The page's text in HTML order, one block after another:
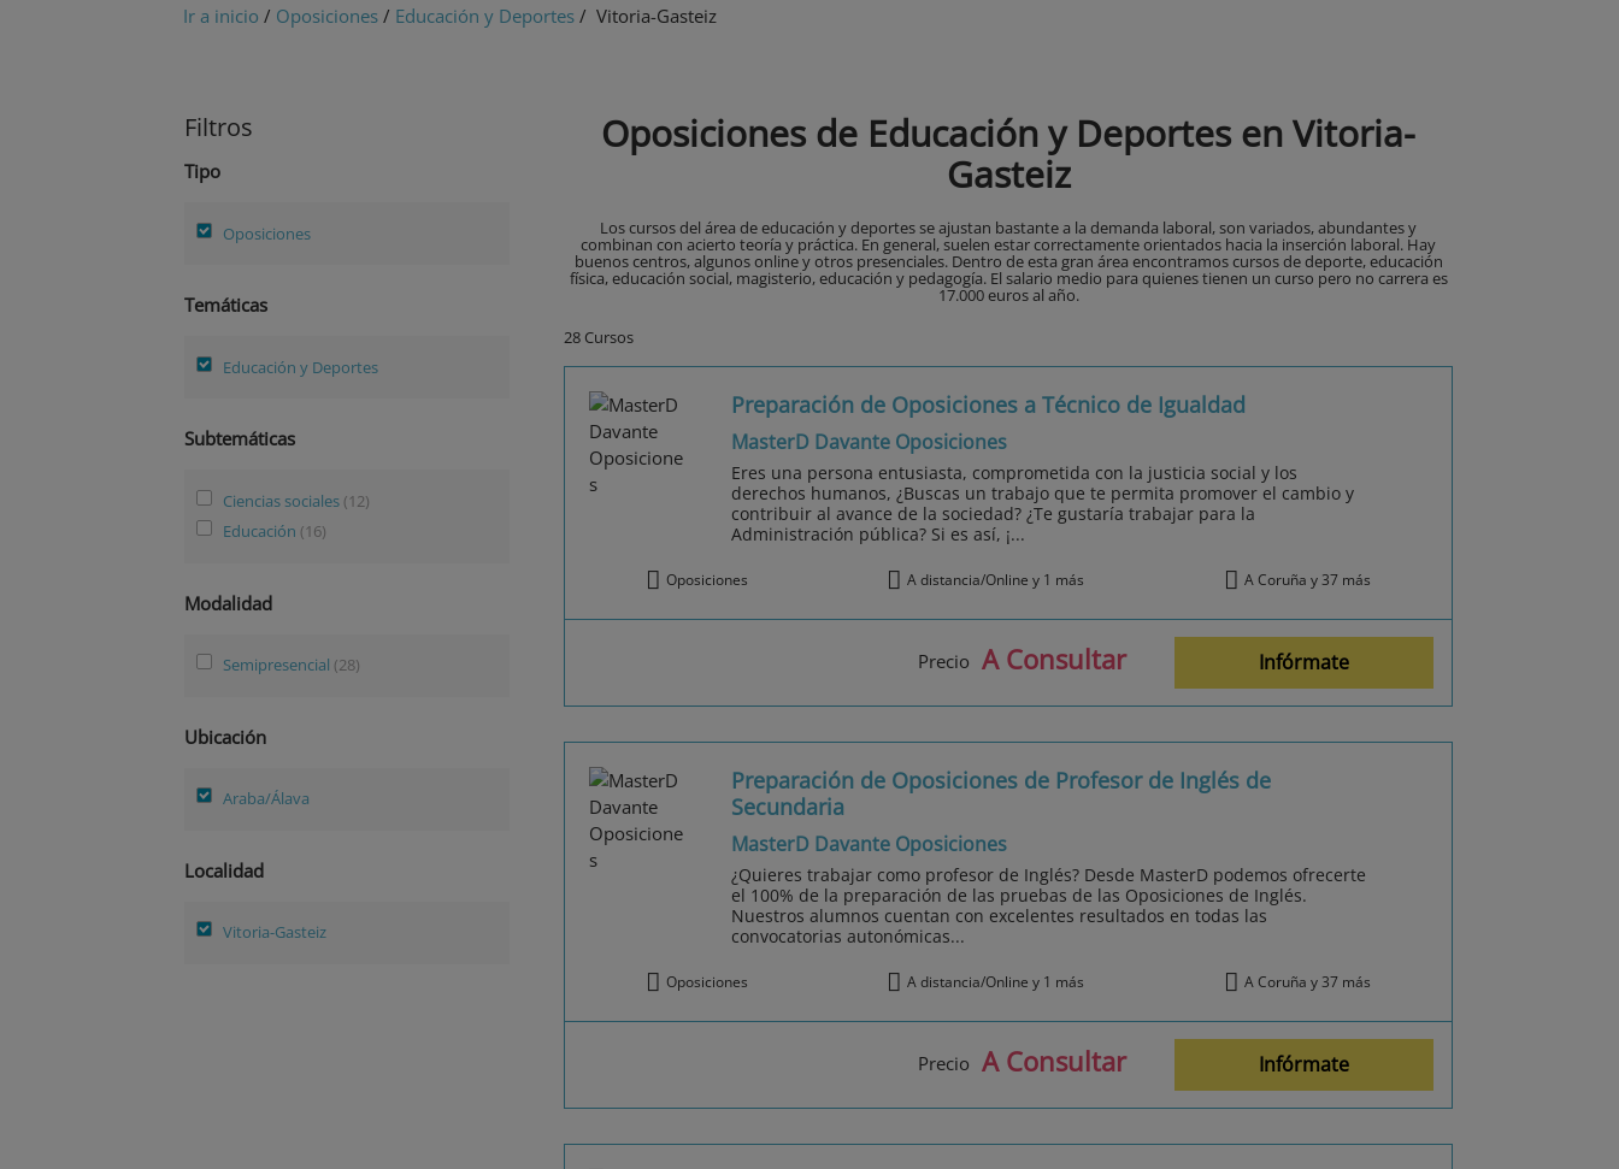
Ir a inicio / Oposiciones / Educación y Deportes / Vitoria-Gasteiz
Filtros
Tipo
Oposiciones
Temáticas
Educación y Deportes
Subtemáticas
Ciencias sociales (12)
Educación (16)
Modalidad
Semipresencial (28)
Ubicación
Araba/Álava
Localidad
Vitoria-Gasteiz
Oposiciones de Educación y Deportes en Vitoria-
Gasteiz
Los cursos del área de educación y deportes se ajustan bastante a la demanda laboral, son variados, abundantes y
combinan con acierto teoría y práctica. En general, suelen estar correctamente orientados hacia la inserción laboral. Hay
buenos centros, algunos online y otros presenciales. Dentro de esta gran área encontramos cursos de deporte, educación
física, educación social, magisterio, educación y pedagogía. El salario medio para quienes tienen un curso pero no carrera es
17.000 euros al año.
28 Cursos
Preparación de Oposiciones a Técnico de Igualdad
MasterD Davante Oposiciones
Eres una persona entusiasta, comprometida con la justicia social y los
derechos humanos, ¿Buscas un trabajo que te permita promover el cambio y
contribuir al avance de la sociedad? ¿Te gustaría trabajar para la
Administración pública? Si es así, ¡...
Oposiciones A distancia/Online y 1 más A Coruña y 37 más
Precio A Consultar Infórmate
Preparación de Oposiciones de Profesor de Inglés de
Secundaria
MasterD Davante Oposiciones
¿Quieres trabajar como profesor de Inglés? Desde MasterD podemos ofrecerte
el 100% de la preparación de las pruebas de las Oposiciones de Inglés.
Nuestros alumnos cuentan con excelentes resultados en todas las
convocatorias autonómicas...
Oposiciones A distancia/Online y 1 más A Coruña y 37 más
Precio A Consultar Infórmate